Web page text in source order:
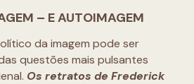
– E AUTOIMAGEM
da imagem pode ser
questões mais pulsantes
Os retratos de Frederick